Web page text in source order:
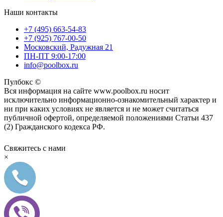
Наши контакты
+7 (495) 663-54-83
+7 (925) 767-00-50
Московский, Радужная 21
ПН-ПТ 9:00-17:00
info@poolbox.ru
Пулбокс ©
Вся информация на сайте www.poolbox.ru носит
исключительно информационно-ознакомительный характер и
ни при каких условиях не является и не может считаться
публичной офертой, определяемой положениями Статьи 437
(2) Гражданского кодекса РФ.
Свяжитесь с нами
×